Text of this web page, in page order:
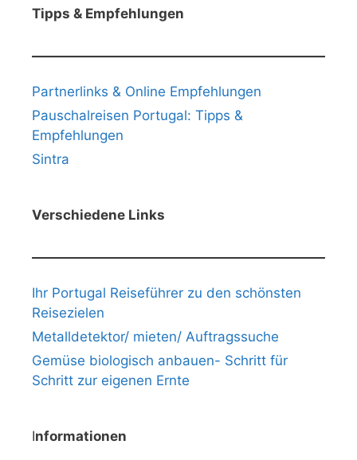
Tipps & Empfehlungen
Partnerlinks & Online Empfehlungen
Pauschalreisen Portugal: Tipps &
Empfehlungen
Sintra
Verschiedene Links
Ihr Portugal Reiseführer zu den schönsten
Reisezielen
Metalldetektor/ mieten/ Auftragssuche
Gemüse biologisch anbauen- Schritt für
Schritt zur eigenen Ernte
Informationen